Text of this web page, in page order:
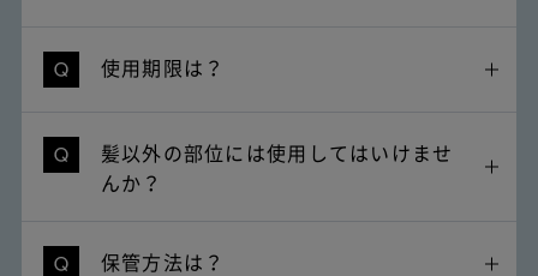
使用期限は？
髪以外の部位には使用してはいけませ
んか？
保管方法は？